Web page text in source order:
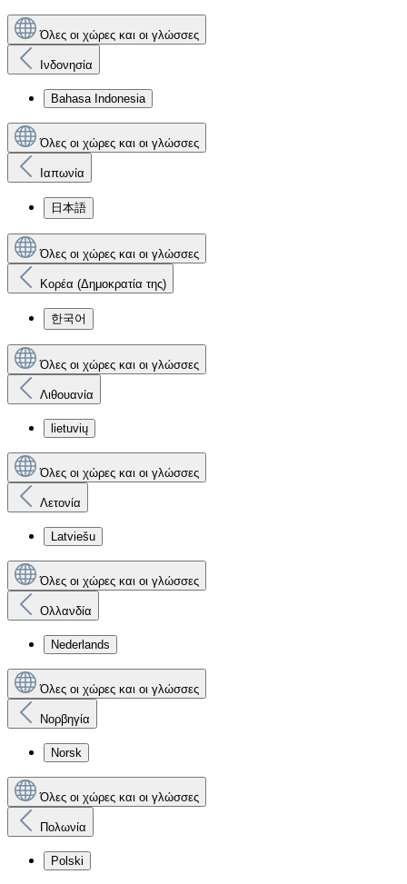
Όλες οι χώρες και οι γλώσσες
Ινδονησία
Bahasa Indonesia
Όλες οι χώρες και οι γλώσσες
Ιαπωνία
日本語
Όλες οι χώρες και οι γλώσσες
Κορέα (Δημοκρατία της)
한국어
Όλες οι χώρες και οι γλώσσες
Λιθουανία
lietuvių
Όλες οι χώρες και οι γλώσσες
Λετονία
Latviešu
Όλες οι χώρες και οι γλώσσες
Ολλανδία
Nederlands
Όλες οι χώρες και οι γλώσσες
Νορβηγία
Norsk
Όλες οι χώρες και οι γλώσσες
Πολωνία
Polski